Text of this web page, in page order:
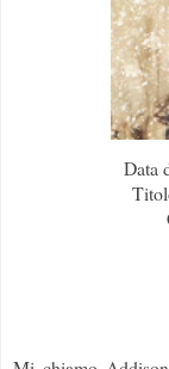
Data